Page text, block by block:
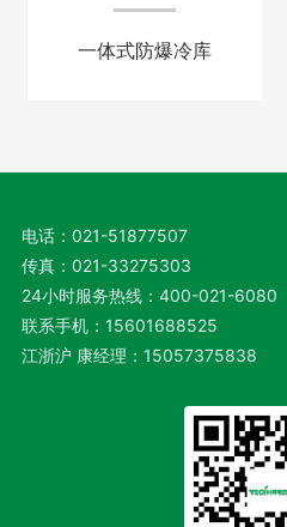
一体式防爆冷库
电话： 021-51877507
传真： 021-33275303
24小时服务热线： 400-021-6080
联系手机： 15601688525
江浙沪 康经理： 15057375838